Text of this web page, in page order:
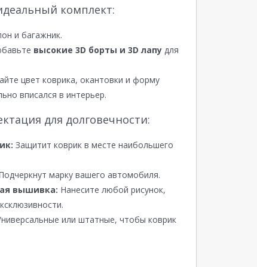
комплект:
и багажник.
высокие 3D борты и 3D лапу для
цвет коврика, окантовки и форму
вписался в интерьер.
для долговечности:
Защитит коврик в месте наибольшего
марку вашего автомобиля.
вышивка: Нанесите любой рисунок,
или штатные, чтобы коврик